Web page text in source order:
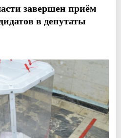
завершен приём
в депутаты